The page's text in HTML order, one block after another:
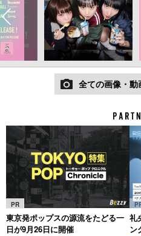
全ての画像・動
PR
東京発ポップスの源流をたどる一
日が9月26日に開催
礼
ン